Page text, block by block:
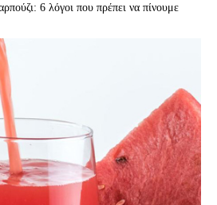
6 λόγοι που πρέπει να πίνουμε